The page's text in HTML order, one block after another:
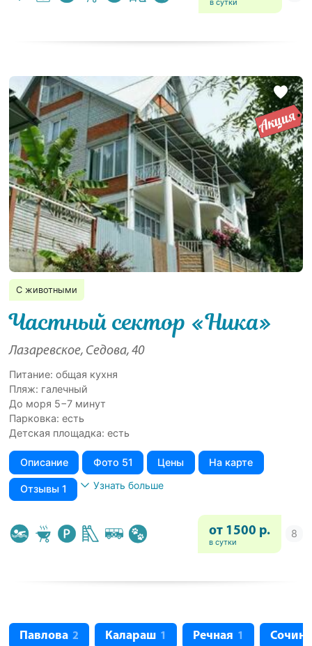
в сутки
С животными
Частный сектор «Ника»
Лазаревское, Седова, 40
Питание: общая кухня
Пляж: галечный
До моря 5−7 минут
Парковка: есть
Детская площадка: есть
Описание Фото 51 Цены На карте
Отзывы 1 Узнать больше
от 1500 р.
в сутки
Павлова 2 Калараш 1 Речная 1